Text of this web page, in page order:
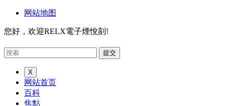
网站地图
您好，欢迎RELX電子煙悅刻!
X
网站首页
百科
焦點